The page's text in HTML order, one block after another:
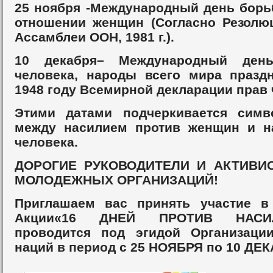
25 ноября -Международный день
отношении женщин (Согласно
Ассамблеи ООН, 1981 г.).
10 декабря– Международный
человека, народы всего мира
1948 году Всемирной декларации прав
Этими датами подчеркивается
между насилием против женщин и
человека.
ДОРОГИЕ РУКОВОДИТЕЛИ И
МОЛОДЕЖНЫХ ОРГАНИЗАЦИЙ!
Приглашаем вас принять участие
Акции«16 ДНЕЙ ПРОТИВ
проводится под эгидой
наций в период с 25 НОЯБРЯ по 10